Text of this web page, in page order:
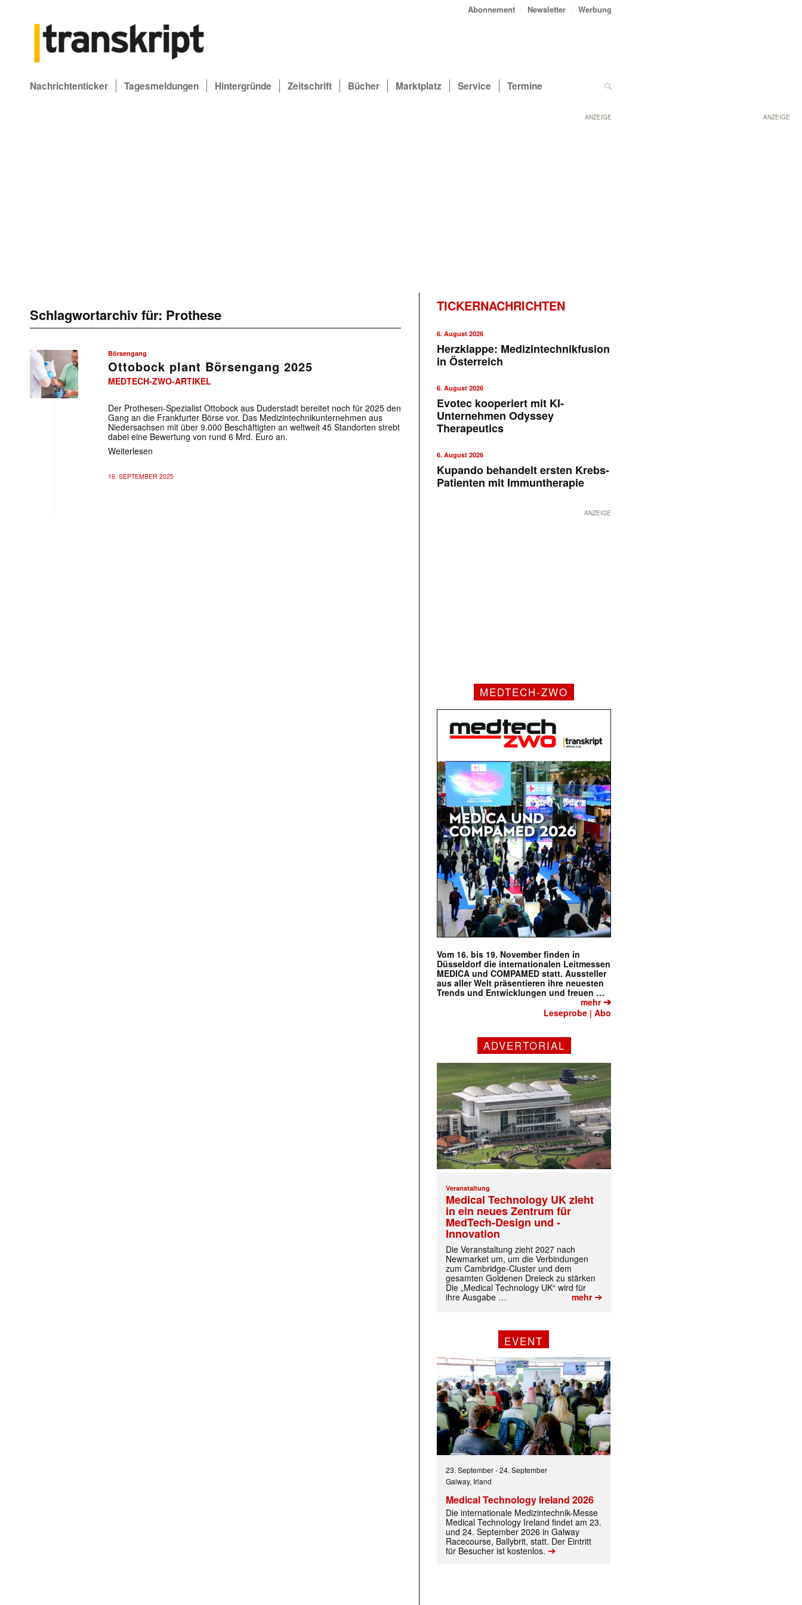
ANZEIGE
Abonnement Newsletter Werbung
Nachrichtenticker Tagesmeldungen Hintergründe Zeitschrift Bücher Marktplatz Service Termine
ANZEIGE
Schlagwortarchiv für: Prothese
Börsengang
Ottobock plant Börsengang 2025
MEDTECH-ZWO-ARTIKEL
Der Prothesen-Spezialist Ottobock aus Duderstadt bereitet noch für 2025 den
Gang an die Frankfurter Börse vor. Das Medizintechnikunternehmen aus
Niedersachsen mit über 9.000 Beschäftigten an weltweit 45 Standorten strebt
dabei eine Bewertung von rund 6 Mrd. Euro an.
Weiterlesen
16. SEPTEMBER 2025
TICKERNACHRICHTEN
6. August 2026
Herzklappe: Medizintechnikfusion
in Österreich
6. August 2026
Evotec kooperiert mit KI-
Unternehmen Odyssey
Therapeutics
6. August 2026
Kupando behandelt ersten Krebs-
Patienten mit Immuntherapie
ANZEIGE
MEDTECH-ZWO
Vom 16. bis 19. November finden in
Düsseldorf die internationalen Leitmessen
MEDICA und COMPAMED statt. Aussteller
aus aller Welt präsentieren ihre neuesten
Trends und Entwicklungen und freuen …
mehr➔
Leseprobe |Abo
ADVERTORIAL
Veranstaltung
Medical Technology UK zieht
in ein neues Zentrum für
MedTech-Design und -
Innovation
Die Veranstaltung zieht 2027 nach
Newmarket um, um die Verbindungen
zum Cambridge-Cluster und dem
gesamten Goldenen Dreieck zu stärken
Die „Medical Technology UK“ wird für
ihre Ausgabe …
mehr➔
EVENT
23. September-24. September
Galway, Irland
Medical Technology Ireland 2026
Die internationale Medizintechnik-Messe
Medical Technology Ireland findet am 23.
und 24. September 2026 in Galway
Racecourse, Ballybrit, statt. Der Eintritt
für Besucher ist kostenlos. ➔